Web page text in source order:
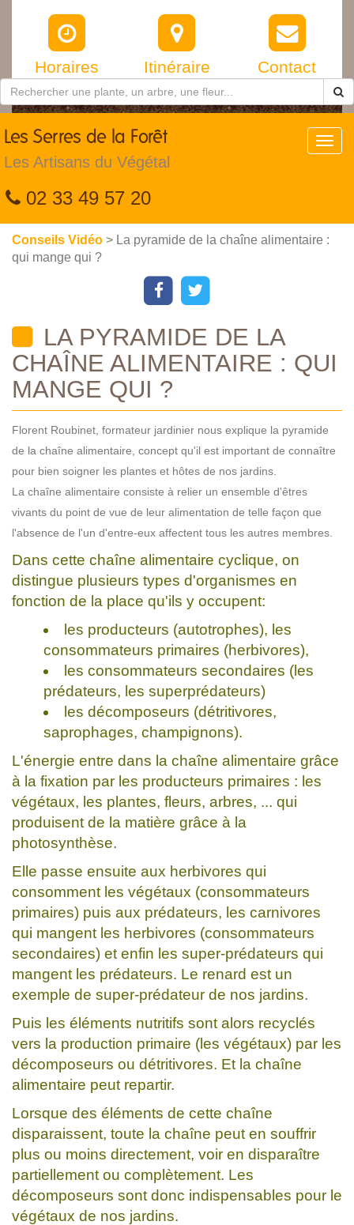
Horaires Itinéraire Contact
Les Serres de la Forêt
Les Artisans du Végétal
02 33 49 57 20
Conseils Vidéo > La pyramide de la chaîne alimentaire :
qui mange qui ?
LA PYRAMIDE DE LA
CHAÎNE ALIMENTAIRE : QUI
MANGE QUI ?
Florent Roubinet, formateur jardinier nous explique la pyramide
de la chaîne alimentaire, concept qu'il est important de connaître
pour bien soigner les plantes et hôtes de nos jardins.
La chaîne alimentaire consiste à relier un ensemble d'êtres
vivants du point de vue de leur alimentation de telle façon que
l'absence de l'un d'entre-eux affectent tous les autres membres.
Dans cette chaîne alimentaire cyclique, on
distingue plusieurs types d'organismes en
fonction de la place qu'ils y occupent:
les producteurs (autotrophes), les
consommateurs primaires (herbivores),
les consommateurs secondaires (les
prédateurs, les superprédateurs)
les décomposeurs (détritivores,
saprophages, champignons).
L'énergie entre dans la chaîne alimentaire grâce
à la fixation par les producteurs primaires : les
végétaux, les plantes, fleurs, arbres, ... qui
produisent de la matière grâce à la
photosynthèse.
Elle passe ensuite aux herbivores qui
consomment les végétaux (consommateurs
primaires) puis aux prédateurs, les carnivores
qui mangent les herbivores (consommateurs
secondaires) et enfin les super-prédateurs qui
mangent les prédateurs. Le renard est un
exemple de super-prédateur de nos jardins.
Puis les éléments nutritifs sont alors recyclés
vers la production primaire (les végétaux) par les
décomposeurs ou détritivores. Et la chaîne
alimentaire peut repartir.
Lorsque des éléments de cette chaîne
disparaissent, toute la chaîne peut en souffrir
plus ou moins directement, voir en disparaître
partiellement ou complètement. Les
décomposeurs sont donc indispensables pour le
végétaux de nos jardins.